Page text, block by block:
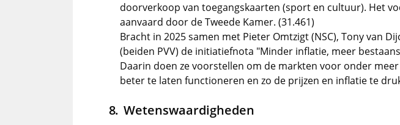
doorverkoop van toegangskaarten (sport en cultuur). Het
aanvaard door de Tweede Kamer. (31.461)
Bracht in 2025 samen met Pieter Omtzigt (NSC), Tony van
(beiden PVV) de initiatiefnota "Minder inflatie, meer
Daarin doen ze voorstellen om de markten voor onder
beter te laten functioneren en zo de prijzen en inflatie te
Wetenswaardigheden